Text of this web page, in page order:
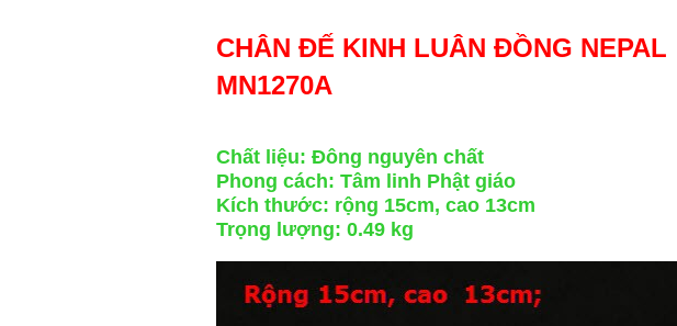
CHÂN ĐẾ KINH LUÂN ĐỒNG NEPAL
MN1270A
Chất liệu: Đông nguyên chất
Phong cách: Tâm linh Phật giáo
Kích thước: rộng 15cm, cao 13cm
Trọng lượng: 0.49 kg